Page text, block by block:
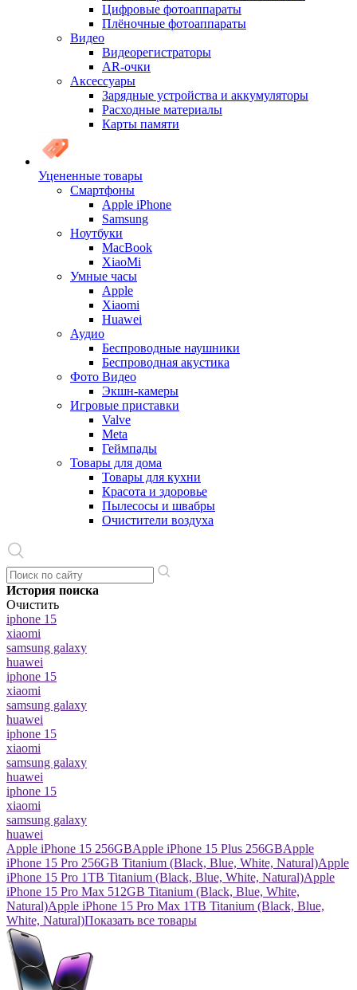
Цифровые фотоаппараты
Плёночные фотоаппараты
Видео
Видеорегистраторы
AR-очки
Аксессуары
Зарядные устройства и аккумуляторы
Расходные материалы
Карты памяти
Уцененные товары
Cмартфоны
Apple iPhone
Samsung
Ноутбуки
MacBook
XiaoMi
Умные часы
Apple
Xiaomi
Huawei
Аудио
Беспроводные наушники
Беспроводная акустика
Фото Видео
Экшн-камеры
Игровые приставки
Valve
Meta
Геймпады
Товары для дома
Товары для кухни
Красота и здоровье
Пылесосы и швабры
Очистители воздуха
История поиска
Очистить
iphone 15
xiaomi
samsung galaxy
huawei
iphone 15
xiaomi
samsung galaxy
huawei
iphone 15
xiaomi
samsung galaxy
huawei
iphone 15
xiaomi
samsung galaxy
huawei
Apple iPhone 15 256GBApple iPhone 15 Plus 256GBApple
iPhone 15 Pro 256GB Titanium (Black, Blue, White, Natural)Apple
iPhone 15 Pro 1TB Titanium (Black, Blue, White, Natural)Apple
iPhone 15 Pro Max 512GB Titanium (Black, Blue, White,
Natural)Apple iPhone 15 Pro Max 1TB Titanium (Black, Blue,
White, Natural)Показать все товары